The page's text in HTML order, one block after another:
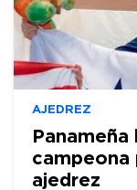
AJEDREZ
campeona
ajedrez